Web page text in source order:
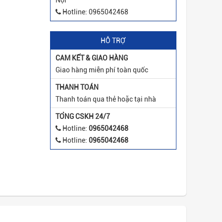
Hotline: 0965042468
HỖ TRỢ
CAM KẾT & GIAO HÀNG
Giao hàng miễn phí toàn quốc
THANH TOÁN
Thanh toán qua thẻ hoặc tại nhà
TỔNG CSKH 24/7
Hotline: 0965042468
Hotline: 0965042468